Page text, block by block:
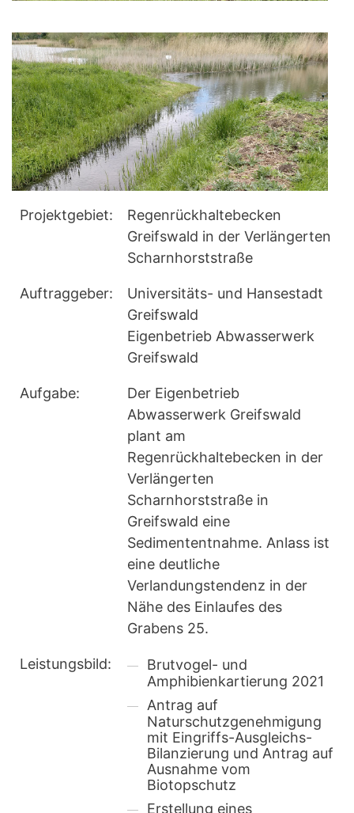
Projektgebiet:
Regenrückhaltebecken
Greifswald in der Verlängerten
Scharnhorststraße
Auftraggeber:
Universitäts- und Hansestadt
Greifswald
Eigenbetrieb Abwasserwerk
Greifswald
Aufgabe:
Der Eigenbetrieb
Abwasserwerk Greifswald
plant am
Regenrückhaltebecken in der
Verlängerten
Scharnhorststraße in
Greifswald eine
Sedimententnahme. Anlass ist
eine deutliche
Verlandungstendenz in der
Nähe des Einlaufes des
Grabens 25.
Leistungsbild:
Brutvogel- und
Amphibienkartierung 2021
Antrag auf
Naturschutzgenehmigung
mit Eingriffs-Ausgleichs-
Bilanzierung und Antrag auf
Ausnahme vom
Biotopschutz
Erstellung eines